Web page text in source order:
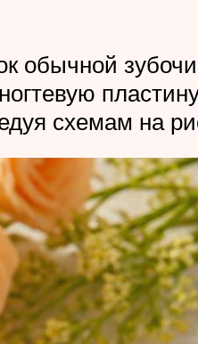
схемам на